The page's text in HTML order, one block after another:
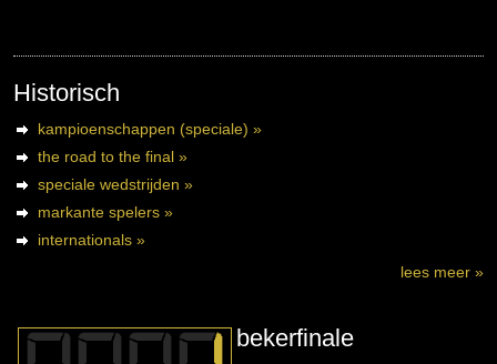
Historisch
kampioenschappen (speciale) »
the road to the final »
speciale wedstrijden »
markante spelers »
internationals »
lees meer »
bekerfinale